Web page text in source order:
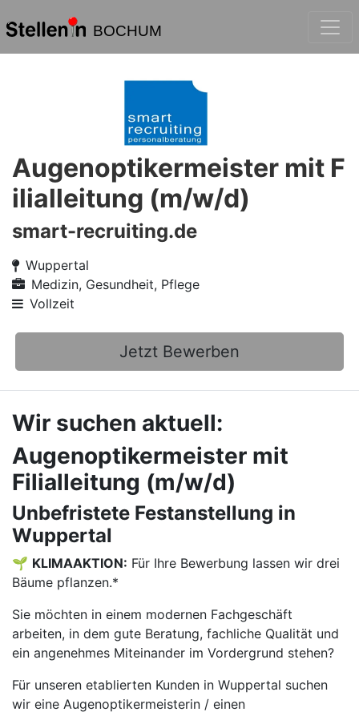
BOCHUM
Augenoptikermeister mit F
ilialleitung (m/w/d)
smart-recruiting.de
Wuppertal
Medizin, Gesundheit, Pflege
Vollzeit
Jetzt Bewerben
Wir suchen aktuell:
Augenoptikermeister mit
Filialleitung (m/w/d)
Unbefristete Festanstellung in
Wuppertal
🌱 KLIMAAKTION: Für Ihre Bewerbung lassen wir drei
Bäume pflanzen.*
Sie möchten in einem modernen Fachgeschäft
arbeiten, in dem gute Beratung, fachliche Qualität und
ein angenehmes Miteinander im Vordergrund stehen?
Für unseren etablierten Kunden in Wuppertal suchen
wir eine Augenoptikermeisterin / einen